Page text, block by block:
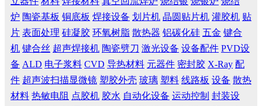
炉 陶瓷基板 铜底板 焊接设备 划片机 晶圆贴片机 灌胶机 贴
片 表面处理 硅凝胶 环氧树脂 散热器 铝碳化硅 五金 键合
机 键合丝 超声焊接机 陶瓷劈刀 激光设备 设备配件 PVD设
备 ALD 电子浆料 CVD 导热材料 元器件 密封胶 X-Ray 配
件 超声波扫描显微镜 塑胶外壳 玻璃 塑料 线路板 设备 散热
材料 热敏电阻 点胶机 胶水 自动化设备 运动控制 封装设